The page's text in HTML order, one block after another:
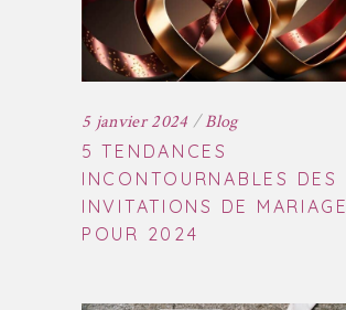
5 janvier 2024 Blog
5 TENDANCES
INCONTOURNABLES DES
INVITATIONS DE MARIAGE
POUR 2024